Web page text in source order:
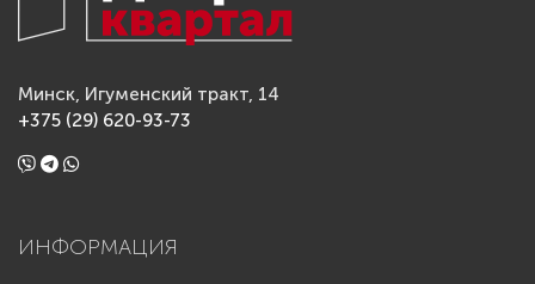
Минск, Игуменский тракт, 14
+375 (29) 620-93-73
ИНФОРМАЦИЯ